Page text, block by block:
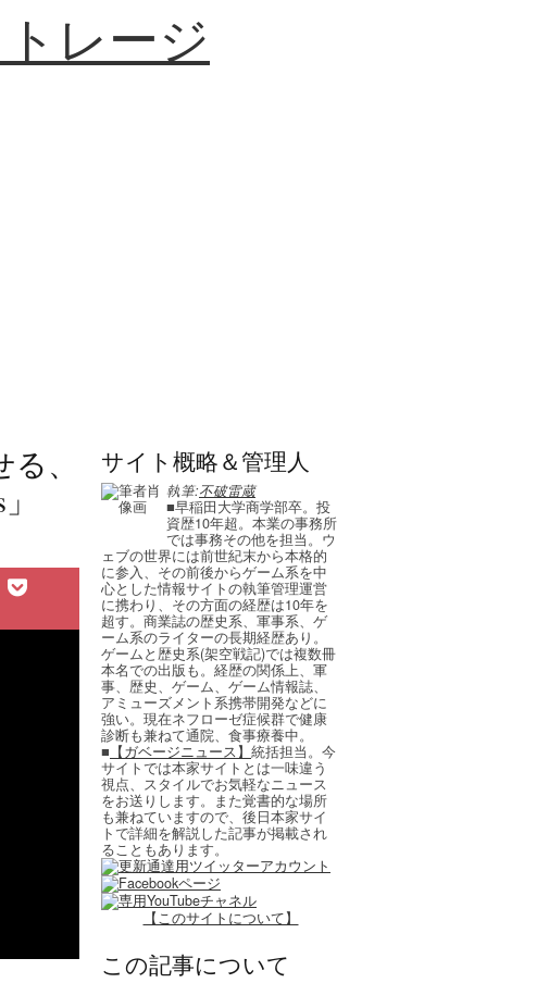
レージ
、
サイト概略＆管理人
執筆:不破雷蔵
■早稲田大学商学部卒。投
資歴10年超。本業の事務所
では事務その他を担当。ウ
ェブの世界には前世紀末から本格的
に参入、その前後からゲーム系を中
心とした情報サイトの執筆管理運営
に携わり、その方面の経歴は10年を
超す。商業誌の歴史系、軍事系、ゲ
ーム系のライターの長期経歴あり。
ゲームと歴史系(架空戦記)では複数冊
本名での出版も。経歴の関係上、軍
事、歴史、ゲーム、ゲーム情報誌、
アミューズメント系携帯開発などに
強い。現在ネフローゼ症候群で健康
診断も兼ねて通院、食事療養中。
■ 【ガベージニュース】 統括担当。今
サイトでは本家サイトとは一味違う
視点、スタイルでお気軽なニュース
をお送りします。また覚書的な場所
も兼ねていますので、後日本家サイ
トで詳細を解説した記事が掲載され
ることもあります。
【このサイトについて】
この記事について